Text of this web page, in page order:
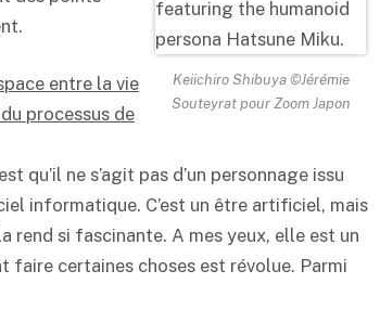
Keiichiro Shibuya ©Jérémie
Souteyrat pour Zoom Japon
entre la vie
processus de
qu’il ne s’agit pas d’un personnage issu
informatique. C’est un être artificiel, mais
rend si fascinante. A mes yeux, elle est un
faire certaines choses est révolue. Parmi